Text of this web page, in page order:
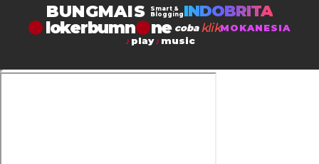
BUNGMAIS
Smart &
Blogging INDOBRITA
lokerbumn coba klikMOKANESIA
play
music